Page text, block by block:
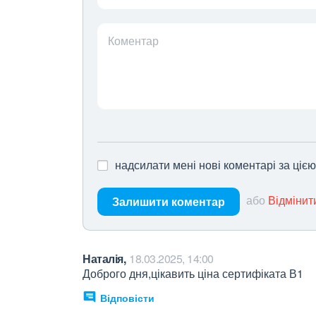
Коментар
надсилати мені нові коментарі за
Залишити коментар або
Наталія, 18.03.2025, 14:00
Доброго дня,цікавить ціна сертифіката В1
Відповісти